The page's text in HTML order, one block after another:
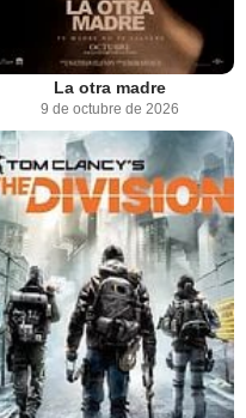
La otra madre
9 de octubre de 2026